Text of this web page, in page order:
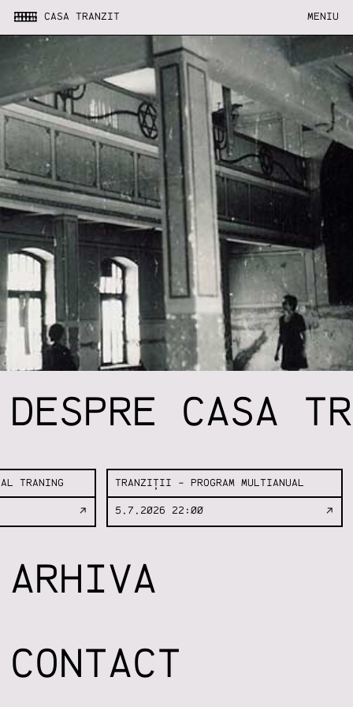
CASA TRANZIT MENIU
DESPRE CASA
TRANING
↗
TRANZIȚII - PROGRAM MULTIANUAL
5.7.2026 22:00 ↗
ARHIVA
CONTACT